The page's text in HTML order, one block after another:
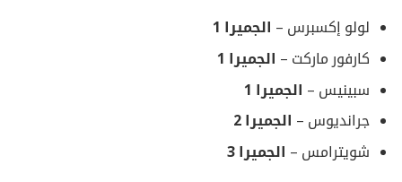
لولو إكسبرس –الجميرا 1
كارفور ماركت –الجميرا 1
سبينيس –الجميرا 1
جرانديوس –الجميرا 2
شويترامس –الجميرا 3